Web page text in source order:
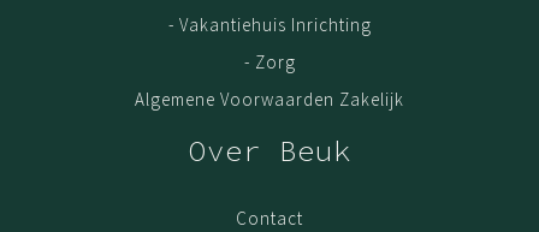
- Vakantiehuis Inrichting
- Zorg
Algemene Voorwaarden Zakelijk
Over Beuk
Contact